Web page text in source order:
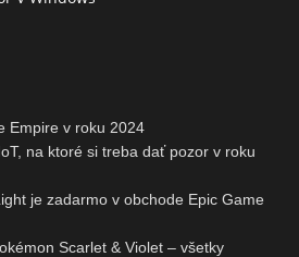
Empire v roku 2024
na ktoré si treba dať pozor v roku
je zadarmo v obchode Epic Game
Scarlet & Violet – všetky